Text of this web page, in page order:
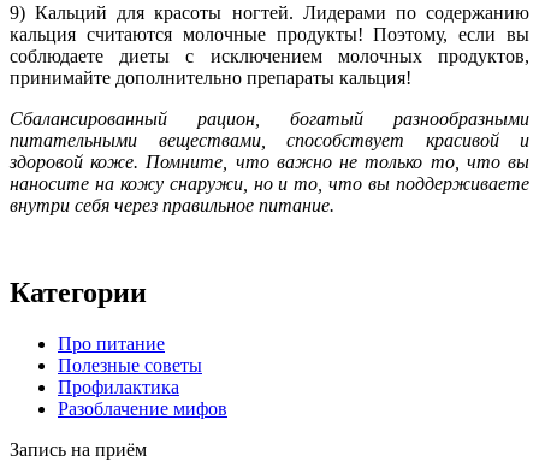
9) Кальций для красоты ногтей. Лидерами по содержанию
кальция считаются молочные продукты! Поэтому, если вы
соблюдаете диеты с исключением молочных продуктов,
принимайте дополнительно препараты кальция!
Сбалансированный рацион, богатый разнообразными
питательными веществами, способствует красивой и
здоровой коже. Помните, что важно не только то, что вы
наносите на кожу снаружи, но и то, что вы поддерживаете
внутри себя через правильное питание.
Категории
Про питание
Полезные советы
Профилактика
Разоблачение мифов
Запись на приём